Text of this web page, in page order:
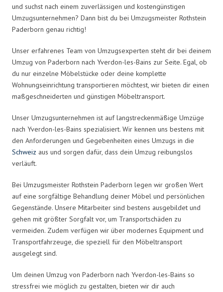
und suchst nach einem zuverlässigen und kostengünstigen
Umzugsunternehmen? Dann bist du bei Umzugsmeister Rothstein
Paderborn genau richtig!
Unser erfahrenes Team von Umzugsexperten steht dir bei deinem
Umzug von Paderborn nach Yverdon-les-Bains zur Seite. Egal, ob
du nur einzelne Möbelstücke oder deine komplette
Wohnungseinrichtung transportieren möchtest, wir bieten dir einen
maßgeschneiderten und günstigen Möbeltransport.
Unser Umzugsunternehmen ist auf langstreckenmäßige Umzüge
nach Yverdon-les-Bains spezialisiert. Wir kennen uns bestens mit
den Anforderungen und Gegebenheiten eines Umzugs in die
Schweiz aus und sorgen dafür, dass dein Umzug reibungslos
verläuft.
Bei Umzugsmeister Rothstein Paderborn legen wir großen Wert
auf eine sorgfältige Behandlung deiner Möbel und persönlichen
Gegenstände. Unsere Mitarbeiter sind bestens ausgebildet und
gehen mit größter Sorgfalt vor, um Transportschäden zu
vermeiden. Zudem verfügen wir über modernes Equipment und
Transportfahrzeuge, die speziell für den Möbeltransport
ausgelegt sind.
Um deinen Umzug von Paderborn nach Yverdon-les-Bains so
stressfrei wie möglich zu gestalten, bieten wir dir auch